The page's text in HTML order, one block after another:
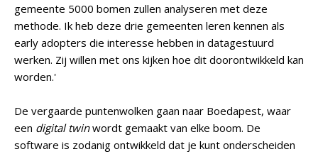
gemeente 5000 bomen zullen analyseren met deze
methode. Ik heb deze drie gemeenten leren kennen als
early adopters die interesse hebben in datagestuurd
werken. Zij willen met ons kijken hoe dit doorontwikkeld kan
worden.'
De vergaarde puntenwolken gaan naar Boedapest, waar
een digital twinwordt gemaakt van elke boom. De
software is zodanig ontwikkeld dat je kunt onderscheiden